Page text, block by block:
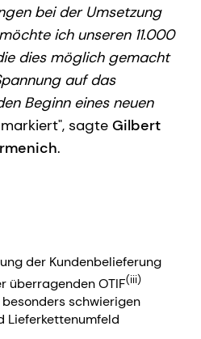
bei der Umsetzung
ich unseren 11.000
dies möglich gemacht
auf das
Beginn eines neuen
sagte Gilbert
.
der Kundenbelieferung
überragenden OTIF(iii)
schwierigen
Lieferkettenumfeld